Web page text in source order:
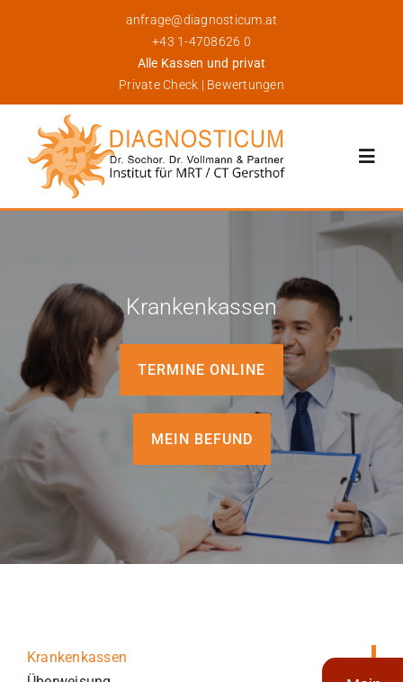
anfrage@diagnosticum.at
+43 1-4708626 0
Alle Kassen und privat
Private Check | Bewertungen
Leistungen
Für Patienten
Für Ärzte
Aktuelles
Termin/Wartezeiten
Krankenkassen
TERMINE ONLINE
MEIN BEFUND
Krankenkassen